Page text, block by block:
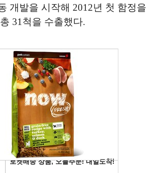
개발을 시작해 2012년 첫 함정을
31척을 수출했다.